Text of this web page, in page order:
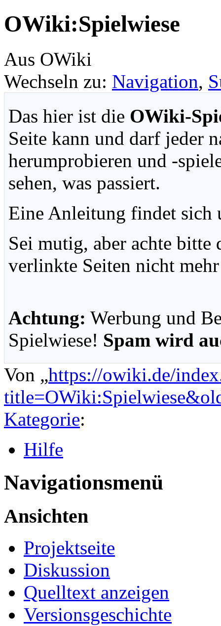
OWiki:Spielwiese
Aus OWiki
Wechseln zu: Navigation,
Das hier ist die OWiki-
Seite kann und darf jeder
herumprobieren und -
sehen, was passiert.
Eine Anleitung findet sich
Sei mutig, aber achte bitte
verlinkte Seiten nicht
Achtung: Werbung und
Spielwiese! Spam wird
Von „https://owiki.de/
Kategorie:
Hilfe
Navigationsmenü
Ansichten
Projektseite
Diskussion
Quelltext anzeigen
Versionsgeschichte